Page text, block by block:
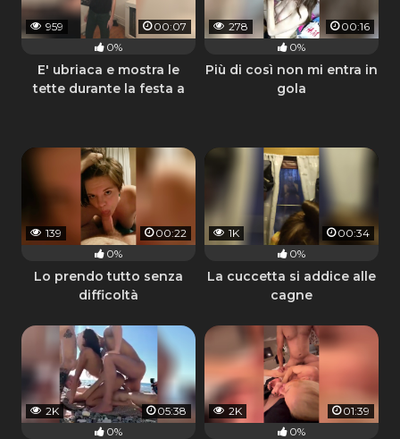
959
00:07
0%
E' ubriaca e mostra le
tette durante la festa a
278
00:16
0%
Più di così non mi entra in
gola
139
00:22
0%
Lo prendo tutto senza
difficoltà
1K
00:34
0%
La cuccetta si addice alle
cagne
2K
05:38
0%
2K
01:39
0%